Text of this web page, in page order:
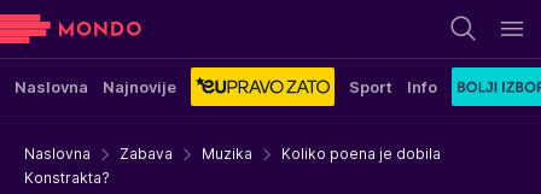
Naslovna Najnovije Sport Info
Naslovna Zabava Muzika
Koliko poena je dobila
Konstrakta?